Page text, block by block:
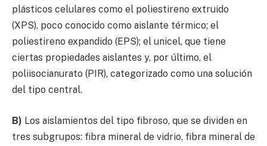
plásticos celulares como el poliestireno extruido
(XPS), poco conocido como aislante térmico; el
poliestireno expandido (EPS); el unicel, que tiene
ciertas propiedades aislantes y, por último, el
poliisocianurato (PIR), categorizado como una solución
del tipo central.
B) Los aislamientos del tipo fibroso, que se dividen en
tres subgrupos: fibra mineral de vidrio, fibra mineral de